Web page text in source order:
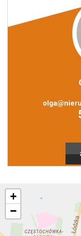
+
−